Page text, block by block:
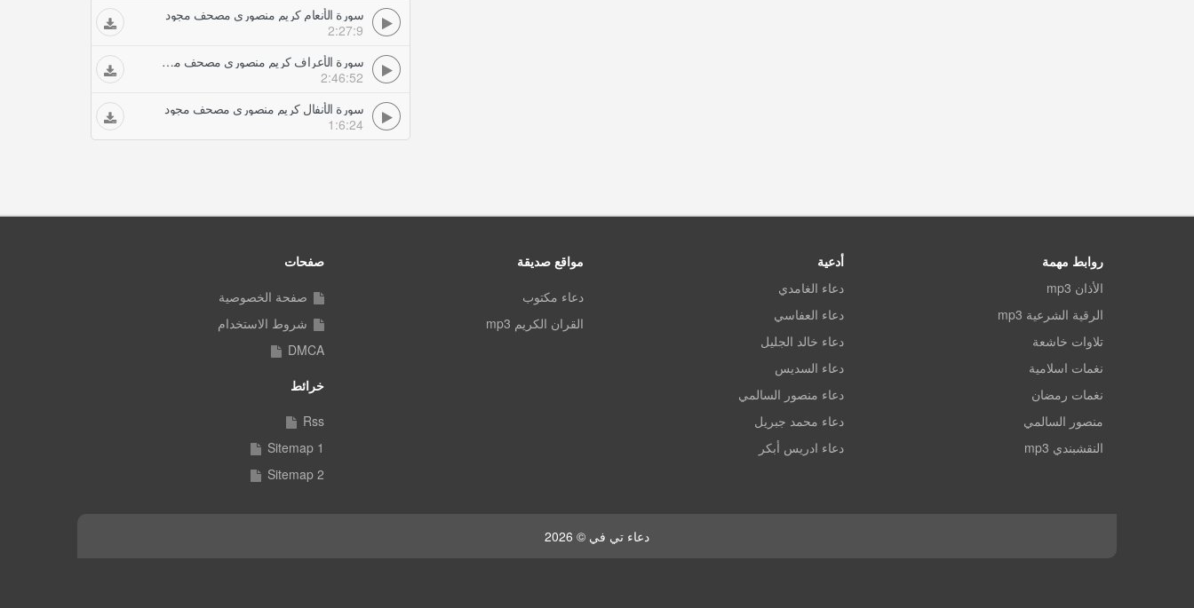
سورة الأنعام كريم منصوري مصحف مجود
2:27:9
سورة الأعراف كريم منصوري مصحف مجود
2:46:52
سورة الأنفال كريم منصوري مصحف مجود
1:6:24
روابط مهمة
الأذان mp3
الرقية الشرعية mp3
تلاوات خاشعة
نغمات اسلامية
نغمات رمضان
منصور السالمي
النقشبندي mp3
أدعية
دعاء الغامدي
دعاء العفاسي
دعاء خالد الجليل
دعاء السديس
دعاء منصور السالمي
دعاء محمد جبريل
دعاء ادريس أبكر
مواقع صديقة
دعاء مكتوب
القران الكريم mp3
صفحات
صفحة الخصوصية
شروط الاستخدام
DMCA
خرائط
Rss
Sitemap 1
Sitemap 2
دعاء تي في © 2026